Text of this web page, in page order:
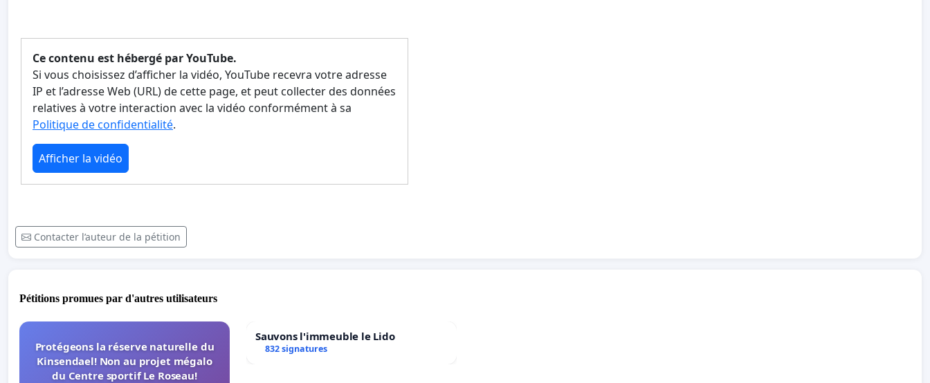
Ce contenu est hébergé par YouTube.
Si vous choisissez d’afficher la vidéo, YouTube recevra votre adresse
IP et l’adresse Web (URL) de cette page, et peut collecter des données
relatives à votre interaction avec la vidéo conformément à sa
Politique de confidentialité.
Afficher la vidéo
Contacter l’auteur de la pétition
Pétitions promues par d'autres utilisateurs
Protégeons la réserve naturelle du
Kinsendael! Non au projet mégalo
du Centre sportif Le Roseau!
Sauvons l'immeuble le Lido
832 signatures